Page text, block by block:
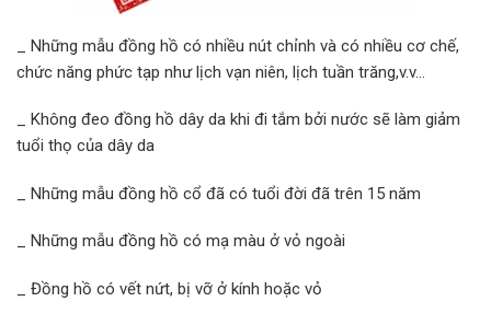
_ Những mẫu đồng hồ có nhiều nút chỉnh và có nhiều cơ chế,
chức năng phức tạp như lịch vạn niên, lịch tuần trăng,v.v…
_ Không đeo đồng hồ dây da khi đi tắm bởi nước sẽ làm giảm
tuổi thọ của dây da
_ Những mẫu đồng hồ cổ đã có tuổi đời đã trên 15 năm
_ Những mẫu đồng hồ có mạ màu ở vỏ ngoài
_ Đồng hồ có vết nứt, bị vỡ ở kính hoặc vỏ